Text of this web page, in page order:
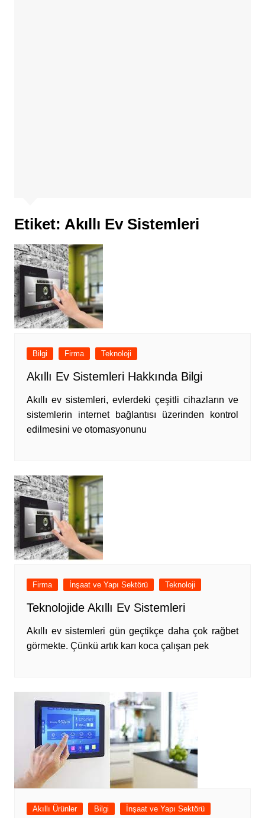
Etiket: Akıllı Ev Sistemleri
Bilgi Firma Teknoloji
Akıllı Ev Sistemleri Hakkında Bilgi
Akıllı ev sistemleri, evlerdeki çeşitli cihazların ve
sistemlerin internet bağlantısı üzerinden kontrol
edilmesini ve otomasyonunu
Firma İnşaat ve Yapı Sektörü Teknoloji
Teknolojide Akıllı Ev Sistemleri
Akıllı ev sistemleri gün geçtikçe daha çok rağbet
görmekte. Çünkü artık karı koca çalışan pek
Akıllı Ürünler Bilgi
İnşaat ve Yapı Sektörü